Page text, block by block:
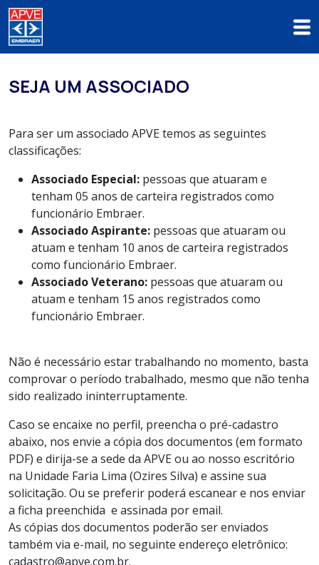
SEJA UM ASSOCIADO
Para ser um associado APVE temos as seguintes
classificações:
Associado Especial: pessoas que atuaram e
tenham 05 anos de carteira registrados como
funcionário Embraer.
Associado Aspirante: pessoas que atuaram ou
atuam e tenham 10 anos de carteira registrados
como funcionário Embraer.
Associado Veterano: pessoas que atuaram ou
atuam e tenham 15 anos registrados como
funcionário Embraer.
Não é necessário estar trabalhando no momento, basta
comprovar o período trabalhado, mesmo que não tenha
sido realizado ininterruptamente.
Caso se encaixe no perfil, preencha o pré-cadastro
abaixo, nos envie a cópia dos documentos (em formato
PDF) e dirija-se a sede da APVE ou ao nosso escritório
na Unidade Faria Lima (Ozires Silva) e assine sua
solicitação. Ou se preferir poderá escanear e nos enviar
a ficha preenchida e assinada por email.
As cópias dos documentos poderão ser enviados
também via e-mail, no seguinte endereço eletrônico:
cadastro@apve.com.br.